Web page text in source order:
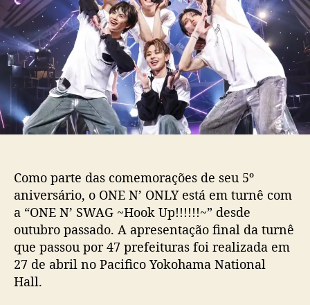
p
o
s
t
u
b
i
c
a
ç
ã
o
’
O
N
L
Y
c
o
m
p
t
a
t
u
r
n
Como parte das comemorações de seu 5º
aniversário, o ONE N’ ONLY está em turnê com
a “ONE N’ SWAG ~Hook Up!!!!!!~” desde
outubro passado. A apresentação final da turnê
que passou por 47 prefeituras foi realizada em
27 de abril no Pacifico Yokohama National
Hall.